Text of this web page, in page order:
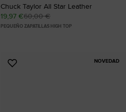
Chuck Taylor All Star Leather
19,97 €60,00 €
PEQUEÑO ZAPATILLAS HIGH TOP
NOVEDAD
Añadir